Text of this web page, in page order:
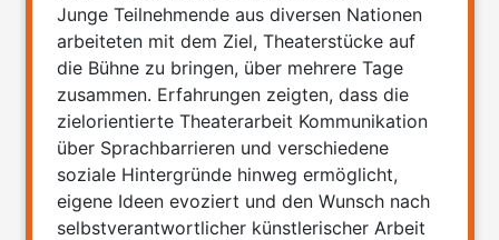
Junge Teilnehmende aus diversen Nationen
arbeiteten mit dem Ziel, Theaterstücke auf
die Bühne zu bringen, über mehrere Tage
zusammen. Erfahrungen zeigten, dass die
zielorientierte Theaterarbeit Kommunikation
über Sprachbarrieren und verschiedene
soziale Hintergründe hinweg ermöglicht,
eigene Ideen evoziert und den Wunsch nach
selbstverantwortlicher künstlerischer Arbeit